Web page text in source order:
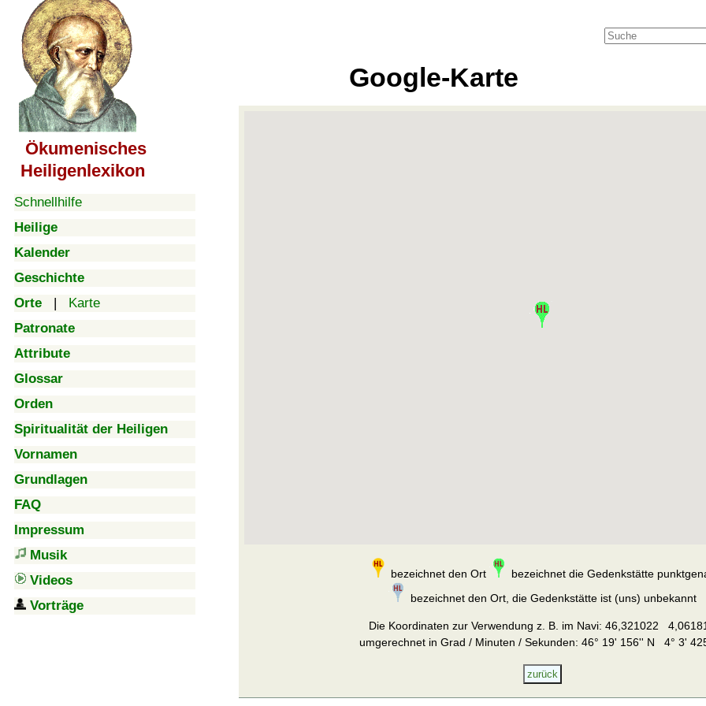
Ökumenisches
Heiligenlexikon
Schnellhilfe
Heilige
Kalender
Geschichte
Orte | Karte
Patronate
Attribute
Glossar
Orden
Spiritualität der Heiligen
Vornamen
Grundlagen
FAQ
Impressum
Musik
Videos
Vorträge
Google-Karte
bezeichnet den Ort
bezeichnet die Gedenkstätte
bezeichnet den Ort, die Gedenkstätte ist (uns) unbekannt
Die Koordinaten zur Verwendung z. B. im Navi: 46,321022
umgerechnet in Grad / Minuten / Sekunden: 46° 19' 156'' N 4° 3'